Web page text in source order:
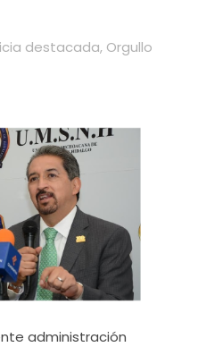
destacada, Orgullo
administración